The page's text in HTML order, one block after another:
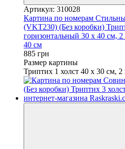
Артикул: 310028
Картина по номерам
(VKT230) (Без коробки)
горизонтальный 30 х 40 см,
40 см
885 грн
Размер картины
Триптих 1 холст 40 х 30 см, 2